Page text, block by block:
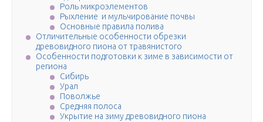
Роль микроэлементов
Рыхление и мульчирование почвы
Основные правила полива
Отличительные особенности обрезки
древовидного пиона от травянистого
Особенности подготовки к зиме в зависимости от
региона
Сибирь
Урал
Поволжье
Средняя полоса
Укрытие на зиму древовидного пиона